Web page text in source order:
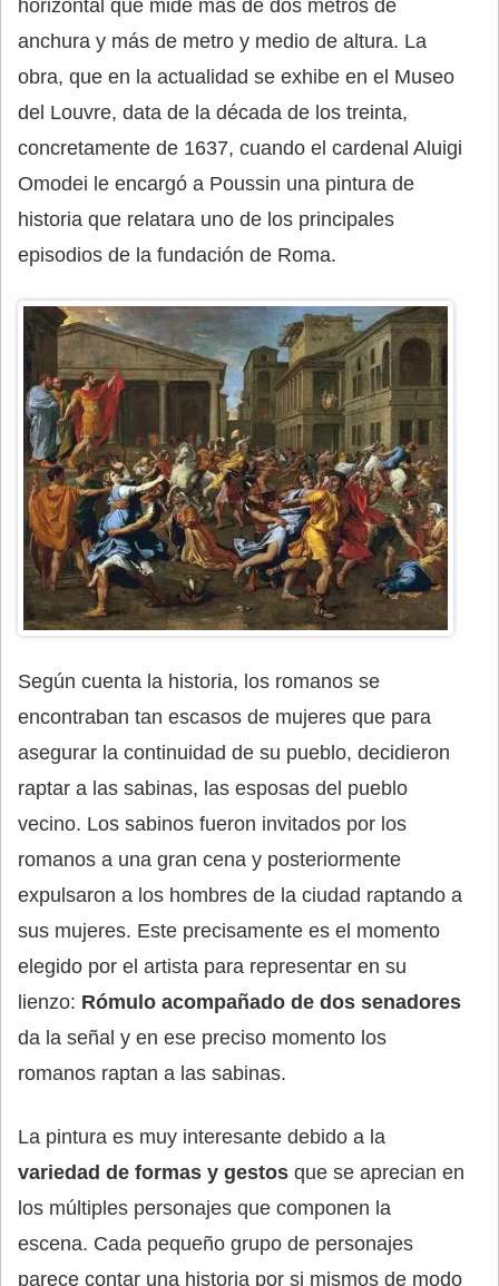
horizontal que mide más de dos metros de
anchura y más de metro y medio de altura. La
obra, que en la actualidad se exhibe en el Museo
del Louvre, data de la década de los treinta,
concretamente de 1637, cuando el cardenal Aluigi
Omodei le encargó a Poussin una pintura de
historia que relatara uno de los principales
episodios de la fundación de Roma.
Según cuenta la historia, los romanos se
encontraban tan escasos de mujeres que para
asegurar la continuidad de su pueblo, decidieron
raptar a las sabinas, las esposas del pueblo
vecino. Los sabinos fueron invitados por los
romanos a una gran cena y posteriormente
expulsaron a los hombres de la ciudad raptando a
sus mujeres. Este precisamente es el momento
elegido por el artista para representar en su
lienzo: Rómulo acompañado de dos senadores
da la señal y en ese preciso momento los
romanos raptan a las sabinas.
La pintura es muy interesante debido a la
variedad de formas y gestos que se aprecian en
los múltiples personajes que componen la
escena. Cada pequeño grupo de personajes
parece contar una historia por si mismos de modo